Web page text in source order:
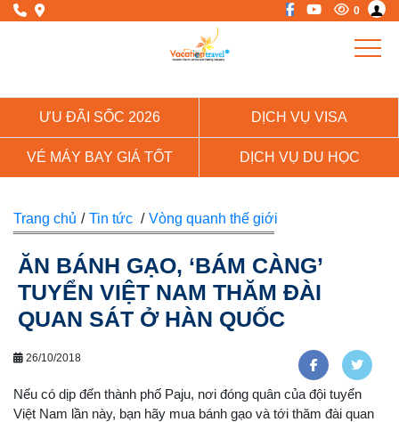
0
ƯU ĐÃI SỐC 2026 DỊCH VỤ VISA
VÉ MÁY BAY GIÁ TỐT DỊCH VỤ DU HỌC
Trang chủ / Tin tức / Vòng quanh thế giới
ĂN BÁNH GẠO, ‘BÁM CÀNG’
TUYỂN VIỆT NAM THĂM ĐÀI
QUAN SÁT Ở HÀN QUỐC
26/10/2018
Nếu có dịp đến thành phố Paju, nơi đóng quân của đội tuyển
Việt Nam lần này, bạn hãy mua bánh gạo và tới thăm đài quan